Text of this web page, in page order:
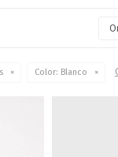
Color: Blanco